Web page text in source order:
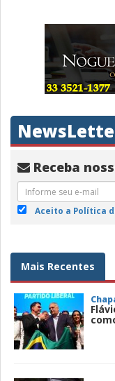
Receba
Aceito a Política
Mais Recentes